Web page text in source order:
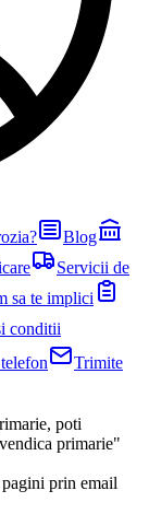
Blog
Servicii de
sa te implici
conditii
Trimite
poti
primarie"
prin email